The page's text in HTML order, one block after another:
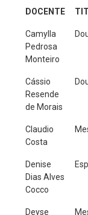
DOCENTE
Camylla
Pedrosa
Monteiro
Cássio
Resende
de Morais
Claudio
Costa
Denise
Dias Alves
Cocco
Deyse